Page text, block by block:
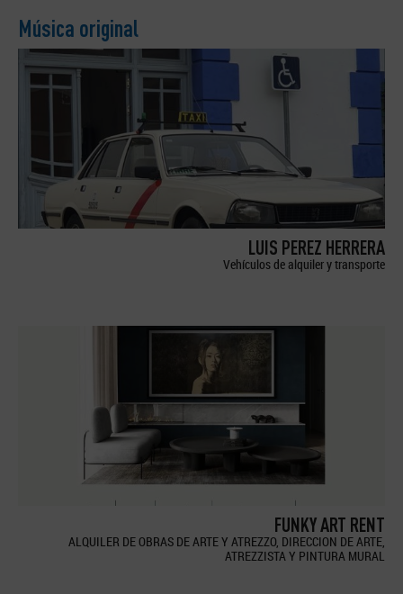
Música original
LUIS PEREZ HERRERA
Vehículos de alquiler y transporte
FUNKY ART RENT
ALQUILER DE OBRAS DE ARTE Y ATREZZO, DIRECCION DE ARTE,
ATREZZISTA Y PINTURA MURAL